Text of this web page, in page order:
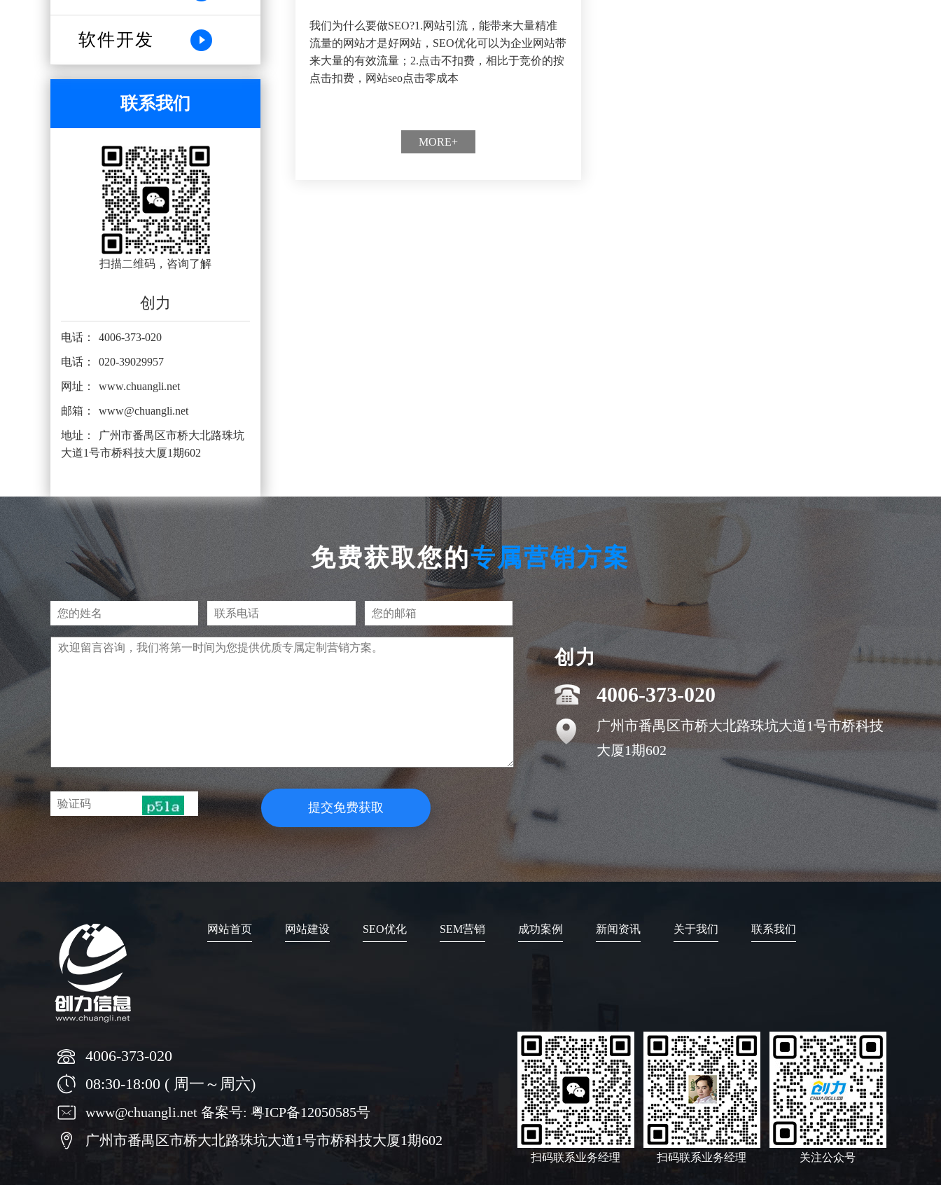
软件开发
联系我们
扫描二维码，咨询了解
创力
电话： 4006-373-020
电话： 020-39029957
网址： www.chuangli.net
邮箱： www@chuangli.net
地址：
广州市番禺区市桥大北路珠坑
大道1号市桥科技大厦1期602
我们为什么要做SEO?1.网站引流，能带来大量精准
流量的网站才是好网站，SEO优化可以为企业网站带
来大量的有效流量；2.点击不扣费，相比于竞价的按
点击扣费，网站seo点击零成本
MORE+
免费获取您的专属营销方案
提交免费获取
创力
4006-373-020
广州市番禺区市桥大北路珠坑大道1号市桥科技
大厦1期602
网站首页 网站建设 SEO优化 SEM营销 成功案例 新闻资讯 关于我们 联系我们
4006-373-020
08:30-18:00 ( 周一～周六)
www@chuangli.net 备案号: 粤ICP备12050585号
广州市番禺区市桥大北路珠坑大道1号市桥科技大厦1期602
关注公众号
扫码联系业务经理
扫码联系业务经理